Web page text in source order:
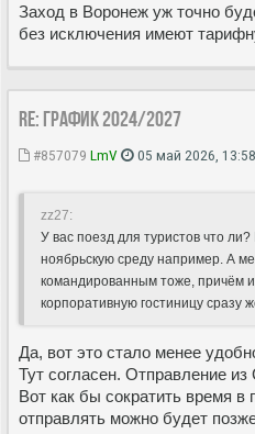
Заход в Воронеж уж точно
без исключения имеют
Re: ГРАФИК 2024/2027
#857079 LmV 05 май 2026, 13:58
zz27:
У вас поезд для туристов что ли?
ноябрьскую среду например. А
командированным тоже, причём
корпоративную гостиницу сразу
Да, вот это стало менее
Тут согласен. Отправление
Вот как бы сократить время в
отправлять можно будет